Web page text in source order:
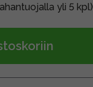
yli 5 kpl)